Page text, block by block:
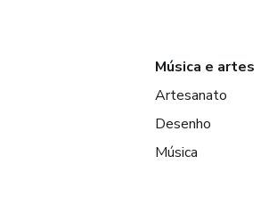
Música e artes
Artesanato
Desenho
Música